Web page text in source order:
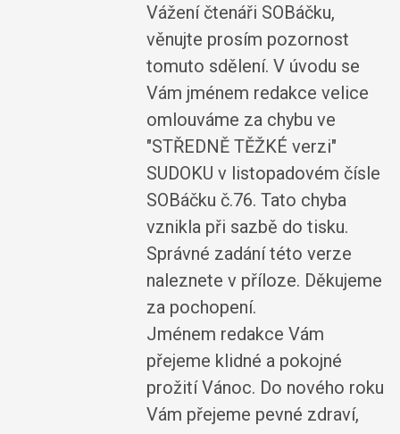
Vážení čtenáři SOBáčku,
věnujte prosím pozornost
tomuto sdělení. V úvodu se
Vám jménem redakce velice
omlouváme za chybu ve
"STŘEDNĚ TĚŽKÉ verzi"
SUDOKU v listopadovém čísle
SOBáčku č.76. Tato chyba
vznikla při sazbě do tisku.
Správné zadání této verze
naleznete v příloze. Děkujeme
za pochopení.
Jménem redakce Vám
přejeme klidné a pokojné
prožití Vánoc. Do nového roku
Vám přejeme pevné zdraví,